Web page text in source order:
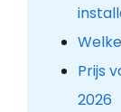
Prijs
2026